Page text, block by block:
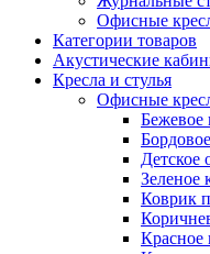
Офисные
Категории товаров
Акустические
Кресла и стулья
Офисные
Бежевое
Детское
Зеленое
Коврик
Красное